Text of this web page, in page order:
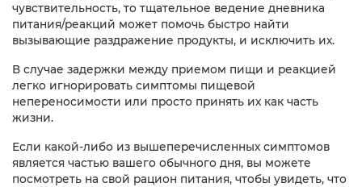
чувствительность, то тщательное ведение дневника
питания/реакций может помочь быстро найти
вызывающие раздражение продукты, и исключить их.
В случае задержки между приемом пищи и реакцией
легко игнорировать симптомы пищевой
непереносимости или просто принять их как часть
жизни.
Если какой-либо из вышеперечисленных симптомов
является частью вашего обычного дня, вы можете
посмотреть на свой рацион питания, чтобы увидеть, что